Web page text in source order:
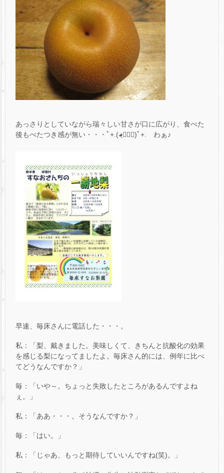
あっさりとしていながら瑞々しい甘さが口に広がり、食べた
後もべたつき感が無い・・・ﾟ+.(◕ฺ∀◕ฺ)ﾟ+. わぁ♪
早速、毎床さんに電話した・・・。
私：「梨、戴きました。美味しくて、きちんと抗酸化の効果
を感じる梨になってましたよ。毎床さん的には、例年に比べ
てどうなんですか？」
毎：「いや～。ちょっと失敗したところがあるんですよね
ぇ。」
私：「ああ・・・。そうなんですか？」
毎：「はい。」
私：「じゃあ、もっと期待していいんですね(笑)。」